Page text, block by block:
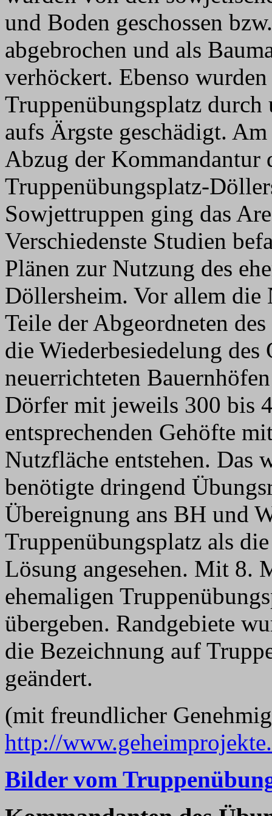
und Boden geschossen
abgebrochen und als
verhöckert. Ebenso
Truppenübungsplatz
aufs Ärgste geschädigt.
Abzug der Kommandantur
Truppenübungsplatz-
Sowjettruppen ging das
Verschiedenste Studien
Plänen zur Nutzung des
Döllersheim. Vor allem die
Teile der Abgeordneten
die Wiederbesiedelung
neuerrichteten
Dörfer mit jeweils 300 bis
entsprechenden Gehöfte
Nutzfläche entstehen. Das
benötigte dringend
Übereignung ans BH und
Truppenübungsplatz als
Lösung angesehen. Mit 8.
ehemaligen
übergeben. Randgebiete
die Bezeichnung auf
geändert.
(mit freundlicher
http://
Bilder vom